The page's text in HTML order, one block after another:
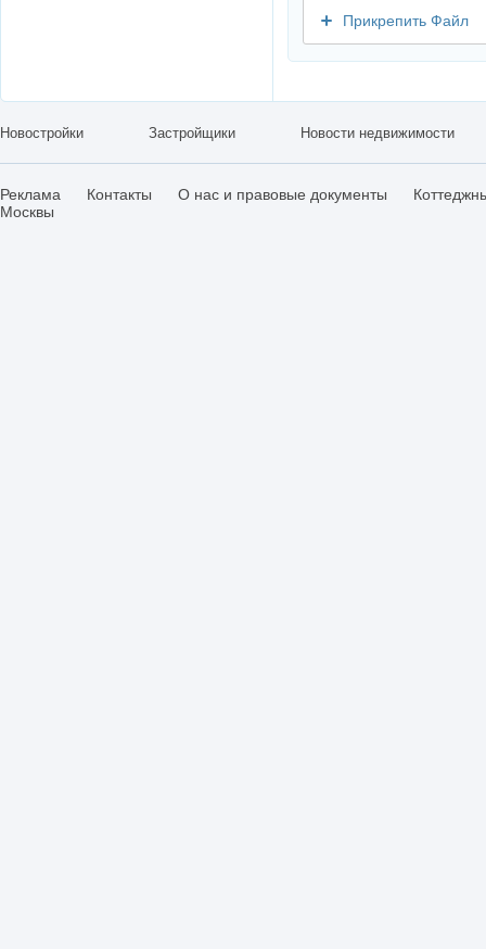
Прикрепить Файл
Новостройки Застройщики Новости недвижимости
Реклама Контакты О нас и правовые документы
Москвы